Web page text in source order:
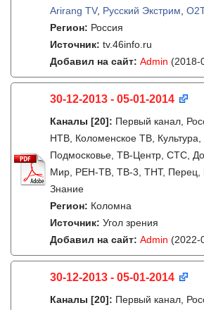
Arirang TV, Русский Экстрим
Регион: Россия
Источник: tv.46info.ru
Добавил на сайт: Admin (2018-
30-12-2013 - 05-01-2014
Каналы [20]: Первый канал,
НТВ, Коломенское ТВ, Культура,
Подмосковье, ТВ-Центр, СТС,
Мир, РЕН-ТВ, ТВ-3, ТНТ, Перец,
Знание
Регион: Коломна
Источник: Угол зрения
Добавил на сайт: Admin (2022-
30-12-2013 - 05-01-2014
Каналы [20]: Первый канал,